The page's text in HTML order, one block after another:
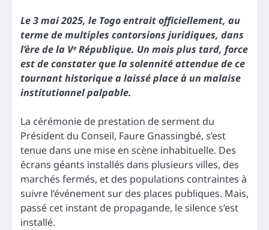
Le 3 mai 2025, le Togo entrait officiellement, au
terme de multiples contorsions juridiques, dans
l’ère de la Vᵉ République. Un mois plus tard, force
est de constater que la solennité attendue de ce
tournant historique a laissé place à un malaise
institutionnel palpable.
La cérémonie de prestation de serment du
Président du Conseil, Faure Gnassingbé, s’est
tenue dans une mise en scène inhabituelle. Des
écrans géants installés dans plusieurs villes, des
marchés fermés, et des populations contraintes à
suivre l’événement sur des places publiques. Mais,
passé cet instant de propagande, le silence s’est
installé.